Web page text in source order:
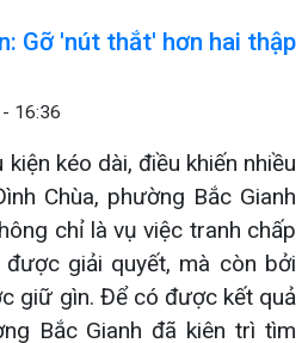
Gỡ 'nút thắt' hơn hai thập
16:36
kéo dài, điều khiến nhiều
Chùa, phường Bắc Gianh
chỉ là vụ việc tranh chấp
giải quyết, mà còn bởi
giữ gìn. Để có được kết quả
Bắc Gianh đã kiên trì tìm